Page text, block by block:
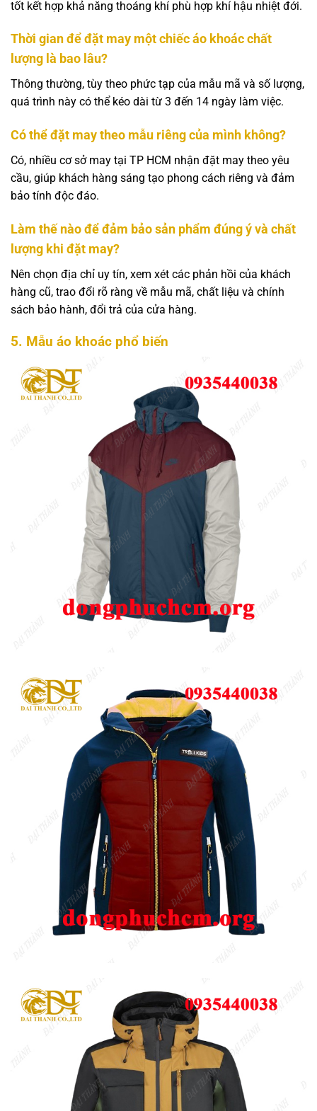
tốt kết hợp khả năng thoáng khí phù hợp khí hậu nhiệt đới.
Thời gian để đặt may một chiếc áo khoác chất
lượng là bao lâu?
Thông thường, tùy theo phức tạp của mẫu mã và số lượng,
quá trình này có thể kéo dài từ 3 đến 14 ngày làm việc.
Có thể đặt may theo mẫu riêng của mình không?
Có, nhiều cơ sở may tại TP HCM nhận đặt may theo yêu
cầu, giúp khách hàng sáng tạo phong cách riêng và đảm
bảo tính độc đáo.
Làm thế nào để đảm bảo sản phẩm đúng ý và chất
lượng khi đặt may?
Nên chọn địa chỉ uy tín, xem xét các phản hồi của khách
hàng cũ, trao đổi rõ ràng về mẫu mã, chất liệu và chính
sách bảo hành, đổi trả của cửa hàng.
5. Mẫu áo khoác phổ biến